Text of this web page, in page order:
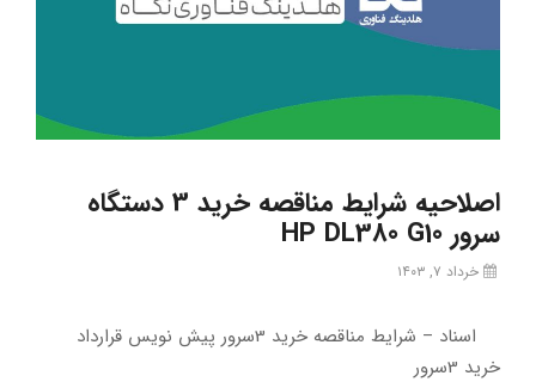
اصلاحیه شرایط مناقصه خرید 3 دستگاه
سرور HP DL380 G10
خرداد ۷, ۱۴۰۳
اسناد – شرایط مناقصه خرید 3سرور پیش نویس قرارداد
خرید 3سرور